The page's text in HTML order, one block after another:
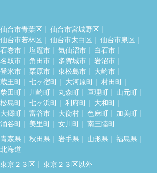
仙台市青葉区
仙台市宮城野区
仙台市若林区
仙台市太白区
仙台市泉区
石巻市
塩竈市 気仙沼市
白石市
名取市
角田市 多賀城市
岩沼市
登米市
栗原市 東松島市
大崎市
蔵王町
七ヶ宿町 大河原町
村田町
柴田町
川崎町 丸森町 亘理町
山元町
松島町
七ヶ浜町 利府町
大和町
大郷町
富谷市 大衡村 色麻町
加美町
涌谷町
美里町 女川町
南三陸町
青森県 秋田県 岩手県 山形県
福島県
北海道
東京２３区 東京２３区以外